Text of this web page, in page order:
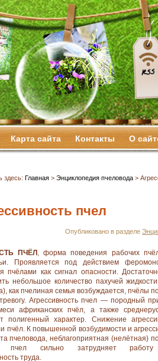
Карта сайта Контакты О
здесь: Главная > Энциклопедия пчеловода >
пчел
Опубликовано в разделе
ПЧЁЛ , форма поведения рабочих
Проявляется под действием
пчёлами как сигнал опасности.
небольшое количество пахучей
как пчелиная семья возбуждается, пчёлы
Агрессивность пчел — породный
африканских пчёл, а также
полигенный характер. Снижение
пчёл. К повышенной возбудимости и
пчеловода, неблагоприятная (не­лётная)
пчел сильно затруд­няет
тру­да.